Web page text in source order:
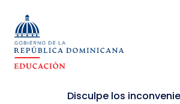
Disculpe los